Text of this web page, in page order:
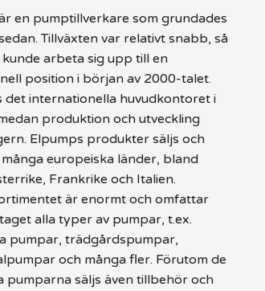
en pumptillverkare som grundades
Tillväxten var relativt snabb, så
arbeta sig upp till en
position i början av 2000-talet.
det internationella huvudkontoret i
produktion och utveckling
Elpumps produkter säljs och
europeiska länder, bland
Frankrike och Italien.
är enormt och omfattar
alla typer av pumpar, t.ex.
pumpar, trädgårdspumpar,
och många fler. Förutom de
pumparna säljs även tillbehör och